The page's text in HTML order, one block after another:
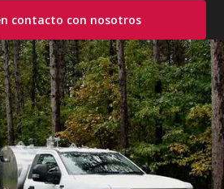
contacto con nosotros